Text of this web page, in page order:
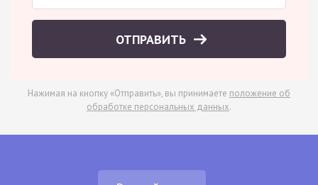
ОТПРАВИТЬ
Нажимая на кнопку «Отправить», вы принимаете положение об
обработке персональных данных.